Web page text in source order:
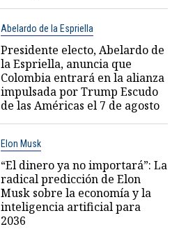
Abelardo de la Espriella
Presidente electo, Abelardo de
la Espriella, anuncia que
Colombia entrará en la alianza
impulsada por Trump Escudo
de las Américas el 7 de agosto
Elon Musk
“El dinero ya no importará”: La
radical predicción de Elon
Musk sobre la economía y la
inteligencia artificial para
2036